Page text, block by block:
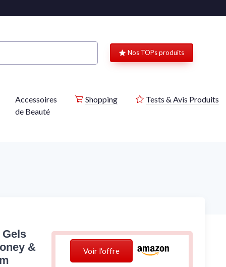
Nos TOPs produits
Accessoires
de Beauté
Shopping Tests & Avis Produits
Voir l'offre
&